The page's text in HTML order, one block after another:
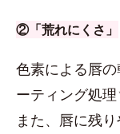
②「荒れにくさ」
色素による唇
ーティング処理
また、唇に残